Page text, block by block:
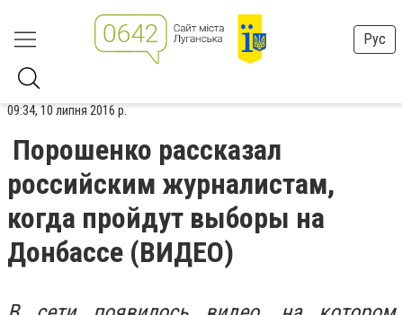
Рус
09:34, 10 липня 2016 р.
Порошенко рассказал
российским журналистам,
когда пройдут выборы на
Донбассе (ВИДЕО)